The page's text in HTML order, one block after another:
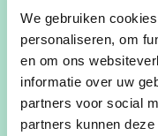
We gebruiken
personaliseren, om
en om ons
informatie over uw
partners voor social
partners kunnen